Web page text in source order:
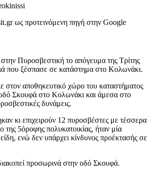
ως προτεινόμενη πηγή στην Google
Πυροσβεστική το απόγευμα της Τρίτης
που ξέσπασε σε κατάστημα στο Κολωνάκι.
αποθηκευτικό χώρο του καταστήματος
Σκουφά στο Κολωνάκι και άμεσα στο
δυνάμεις.
κι επιχειρούν 12 πυροσβέστες με τέσσερα
της 5όροφης πολυκατοικίας, ήταν μία
ενώ δεν υπάρχει κίνδυνος προέκτασής σε
προσωρινά στην οδό Σκουφά.